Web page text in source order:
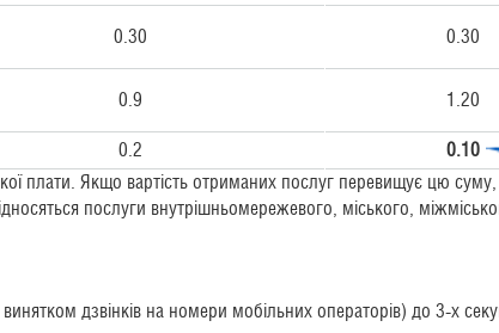
0.30 0.30
0.9 1.20
0.2
0.10
плати. Якщо вартість отриманих послуг перевищує цю
послуги внутрішньомережевого, міського,
дзвінків на номери мобільних операторів) до 3-х